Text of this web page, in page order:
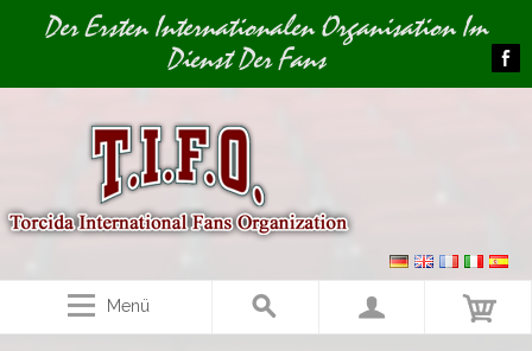
Image 01Der Ersten Internationalen Organisation Im
Dienst Der Fans
Menü